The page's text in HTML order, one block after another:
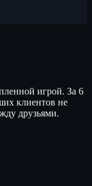
игрой. За 6
клиентов не
друзьями.